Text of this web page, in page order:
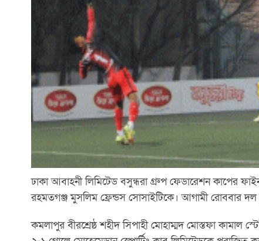
ঢাকা আবাহনী লিমিটেড বসুন্ধরা গ্রুপ ফেডারেশন কাপের
রহমতগঞ্জ মুসলিম ফ্রেন্ডস সোসাইটিকে। আগামী রোববার দল
কমলাপুর বীরশ্রেষ্ঠ শহীদ সিপাহী মোহাম্মদ মোস্তফা কামাল